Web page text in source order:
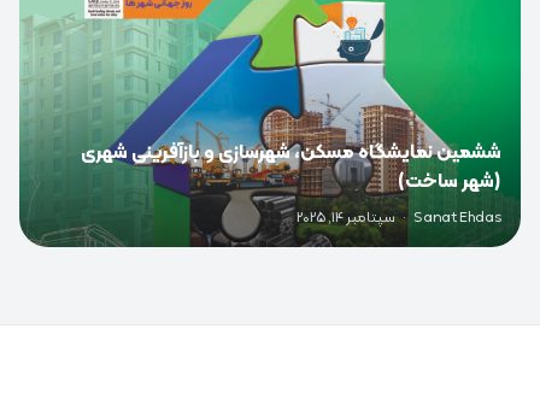
ششمین نمایشگاه مسکن، شهرسازی و بازآفرینی شهری
(شهر ساخت)
Sanat Ehdas
· سپتامبر 14, 2025